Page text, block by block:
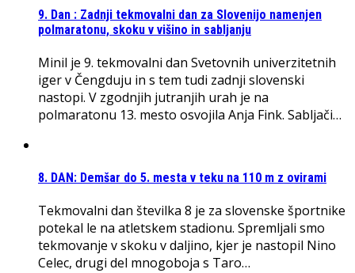
9. Dan : Zadnji tekmovalni dan za Slovenijo namenjen
polmaratonu, skoku v višino in sabljanju
Minil je 9. tekmovalni dan Svetovnih univerzitetnih
iger v Čengduju in s tem tudi zadnji slovenski
nastopi. V zgodnjih jutranjih urah je na
polmaratonu 13. mesto osvojila Anja Fink. Sabljači…
8. DAN: Demšar do 5. mesta v teku na 110 m z ovirami
Tekmovalni dan številka 8 je za slovenske športnike
potekal le na atletskem stadionu. Spremljali smo
tekmovanje v skoku v daljino, kjer je nastopil Nino
Celec, drugi del mnogoboja s Taro…